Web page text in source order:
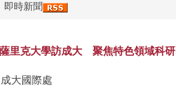
即時新聞
里克大學訪成大 聚焦特色領域科研
大國際處